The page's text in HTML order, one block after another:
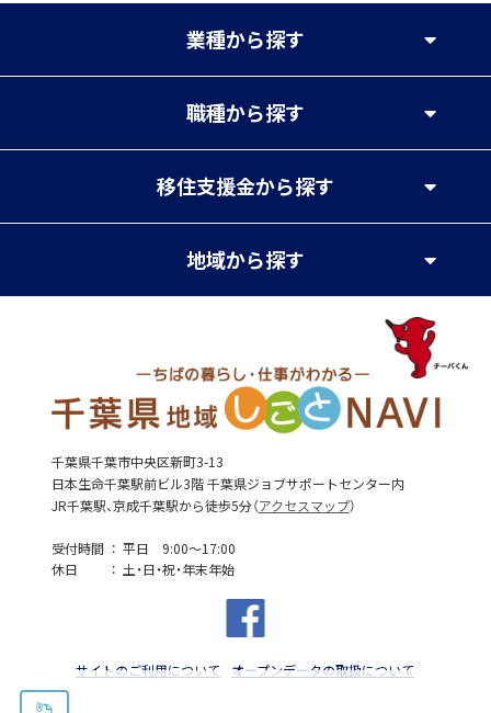
業種から探す
職種から探す
移住支援金から探す
地域から探す
千葉県千葉市中央区新町3-13
日本生命千葉駅前ビル3階 千葉県ジョブサポートセンター内
JR千葉駅、京成千葉駅から徒歩5分（アクセスマップ）
受付時間
平日 9:00～17:00
休日
土・日・祝・年末年始
サイトのご利用について オープンデータの取扱について